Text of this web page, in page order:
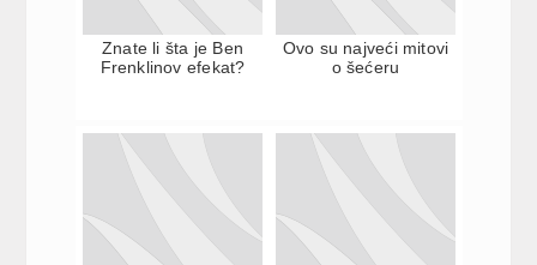
Znate li šta je Ben
Frenklinov efekat?
Ovo su najveći mitovi
o šećeru